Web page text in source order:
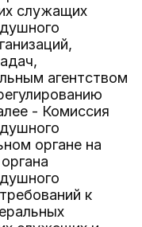
служащих
агентством
- Комиссия
органе на
к